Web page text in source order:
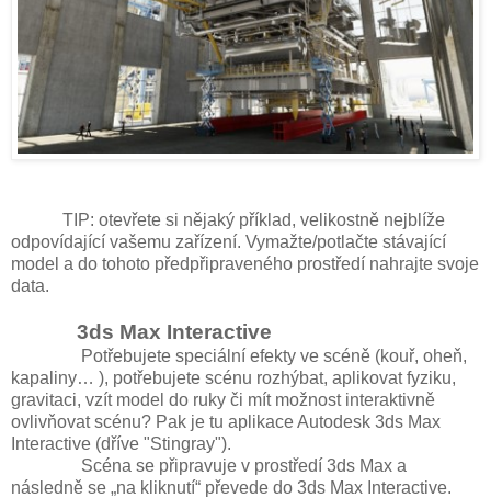
TIP: otevřete si nějaký příklad, velikostně nejblíže
odpovídající vašemu zařízení. Vymažte/potlačte stávající
model a do tohoto předpřipraveného prostředí nahrajte svoje
data.
3ds Max Interactive
Potřebujete speciální efekty ve scéně (kouř, oheň,
kapaliny… ), potřebujete scénu rozhýbat, aplikovat fyziku,
gravitaci, vzít model do ruky či mít možnost interaktivně
ovlivňovat scénu? Pak je tu aplikace Autodesk 3ds Max
Interactive (dříve "Stingray").
Scéna se připravuje v prostředí 3ds Max a
následně se „na kliknutí“ převede do 3ds Max Interactive.